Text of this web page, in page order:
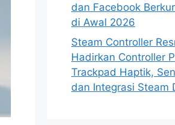
dan Facebook
di Awal 2026
Steam Controller
Hadirkan Controller
Trackpad Haptik,
dan Integrasi Steam